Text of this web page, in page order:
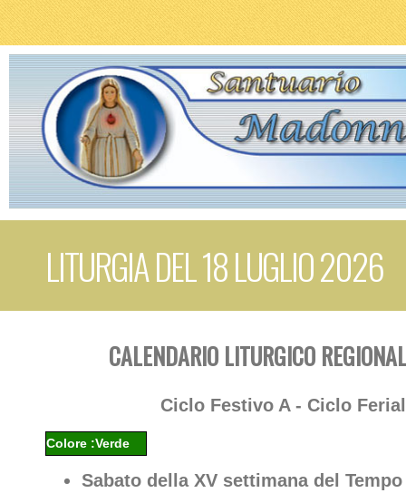
LITURGIA DEL 18 LUGLIO 2026
CALENDARIO LITURGICO
Ciclo Festivo A - Ciclo
Colore :Verde
Sabato della XV settimana del